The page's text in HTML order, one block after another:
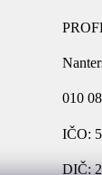
010
IČO:
DIČ: